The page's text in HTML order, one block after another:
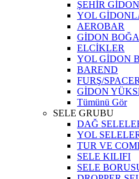
ŞEHİR
YOL
AEROBAR
GİDON
ELCİKLER
YOL GİDON
BAREND
FURŞ/SPACER
GİDON
Tümünü Gör
SELE GRUBU
DAĞ
YOL
TUR VE
SELE KILIFI
SELE